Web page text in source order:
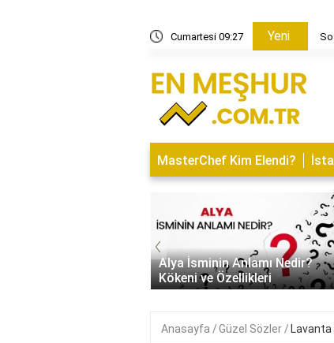
Cumartesi 09:27 Yeni
avı bulmacaları nereden alınır?
MasterChef Kim Elendi?
Saitabat Şelalesi Bursa’nın
Saklı Cenneti
‹
Anasayfa Güzel Sözler Lavanta